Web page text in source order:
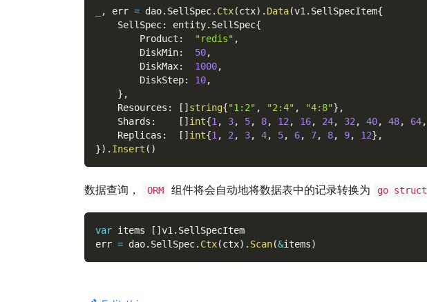
, err = dao. SellSpec. Ctx(ctx) . Data(v1 . SellSpecItem{
    SellSpec
: entity. SellSpec{
        Product
: "redis" ,
        DiskMin
: 50,
        DiskMax
: 1000,
        DiskStep
: 10,
} ,
    Resources
: [ ]string{"1:2" , "2:4" , "4:8"} ,
    Shards
: [ ]int{1 , 3, 5, 8, 12 , 16, 24, 32 , 40, 48, 64,
    Replicas
: [ ]int{1 , 2 , 3, 4, 5, 6, 7, 8, 9, 12} ,
}) . Insert ( )
数据查询， ORM 组件将会自动地将数据表中的记录转换为 go struct
var items [ ] v1 . SellSpecItem
err = dao. SellSpec. Ctx(ctx) . Scan(&items)